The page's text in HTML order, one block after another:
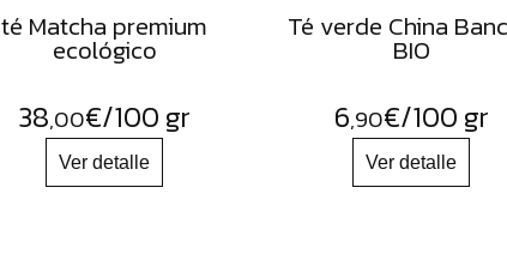
té Matcha premium
ecológico
38,00€/100 gr
Té verde China
BIO
6,90€/100 gr